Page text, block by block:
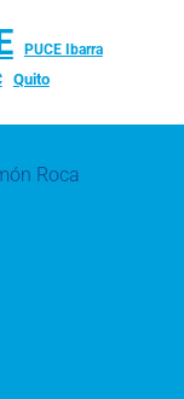
PUCE Ibarra
Quito
Roca